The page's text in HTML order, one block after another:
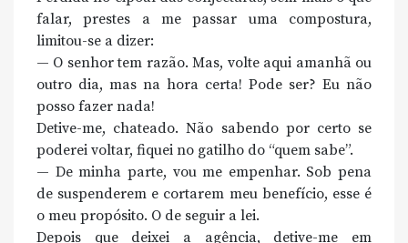
falar, prestes a me passar uma compostura,
limitou-se a dizer:
— O senhor tem razão. Mas, volte aqui amanhã ou
outro dia, mas na hora certa! Pode ser? Eu não
posso fazer nada!
Detive-me, chateado. Não sabendo por certo se
poderei voltar, fiquei no gatilho do “quem sabe”.
— De minha parte, vou me empenhar. Sob pena
de suspenderem e cortarem meu benefício, esse é
o meu propósito. O de seguir a lei.
Depois que deixei a agência, detive-me em